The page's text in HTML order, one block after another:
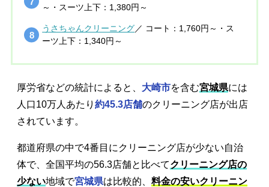
～・スーツ上下：1,380円～
うさちゃんクリーニング／ コート：1,760円～・ス
ーツ上下：1,340円～
厚労省などの統計によると、 大崎市を含む宮城県には
人口10万人あたり 約45.3店舗のクリーニング店が出店
されています。
都道府県の中で4番目にクリーニング店が少ない自治
体で、全国平均の56.3店舗と比べてクリーニング店の
少ない地域で宮城県は比較的、 料金の安いクリーニン